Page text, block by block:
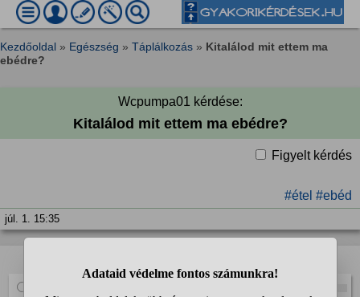
Kezdőoldal » Egészség » Táplálkozás » Kitalálod mit ettem ma
ebédre?
Wcpumpa01 kérdése:
Kitalálod mit ettem ma ebédre?
Figyelt kérdés
#étel #ebéd
júl. 1. 15:35